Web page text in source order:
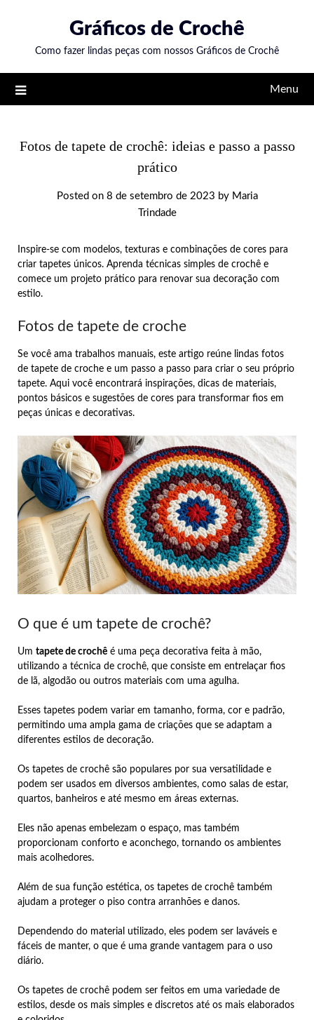
content
Gráficos de Crochê
Como fazer lindas peças com nossos Gráficos de Crochê
Menu
Fotos de tapete de crochê: ideias e passo a passo
prático
Posted on 8 de setembro de 2023 by Maria
Trindade
Inspire-se com modelos, texturas e combinações de cores para
criar tapetes únicos. Aprenda técnicas simples de crochê e
comece um projeto prático para renovar sua decoração com
estilo.
Fotos de tapete de croche
Se você ama trabalhos manuais, este artigo reúne lindas fotos
de tapete de croche e um passo a passo para criar o seu próprio
tapete. Aqui você encontrará inspirações, dicas de materiais,
pontos básicos e sugestões de cores para transformar fios em
peças únicas e decorativas.
O que é um tapete de crochê?
Um tapete de crochê é uma peça decorativa feita à mão,
utilizando a técnica de crochê, que consiste em entrelaçar fios
de lã, algodão ou outros materiais com uma agulha.
Esses tapetes podem variar em tamanho, forma, cor e padrão,
permitindo uma ampla gama de criações que se adaptam a
diferentes estilos de decoração.
Os tapetes de crochê são populares por sua versatilidade e
podem ser usados em diversos ambientes, como salas de estar,
quartos, banheiros e até mesmo em áreas externas.
Eles não apenas embelezam o espaço, mas também
proporcionam conforto e aconchego, tornando os ambientes
mais acolhedores.
Além de sua função estética, os tapetes de crochê também
ajudam a proteger o piso contra arranhões e danos.
Dependendo do material utilizado, eles podem ser laváveis e
fáceis de manter, o que é uma grande vantagem para o uso
diário.
Os tapetes de crochê podem ser feitos em uma variedade de
estilos, desde os mais simples e discretos até os mais elaborados